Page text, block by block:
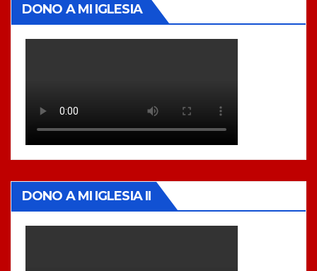
DONO A MI IGLESIA
DONO A MI IGLESIA II